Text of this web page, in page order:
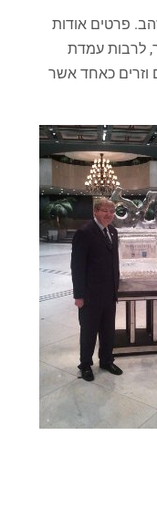
פרטים אודות
לרבות עמדת
וזרים כאחד אשר